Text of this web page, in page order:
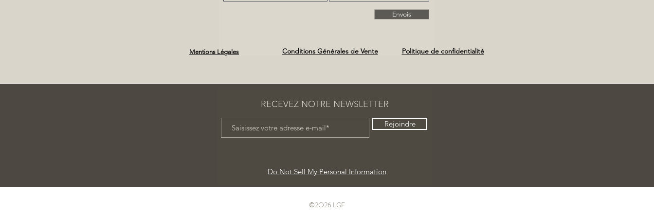
Envois
Conditions Générales de Vente Politique de confidentialité
Mentions Légales
RECEVEZ NOTRE NEWSLETTER
Rejoindre
Do Not Sell My Personal Information
©2O26 LGF